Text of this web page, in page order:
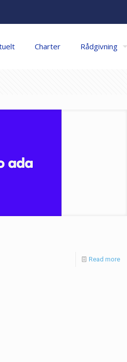
Charter Rådgivning
Read more